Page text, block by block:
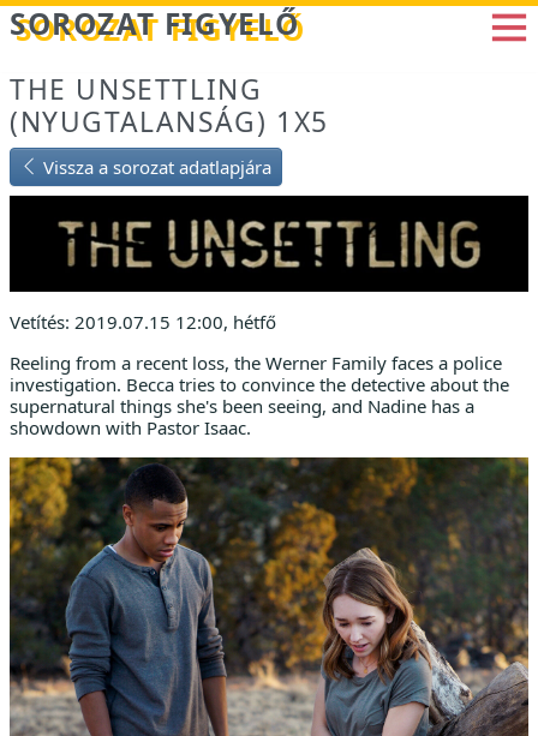
Betöltés...
SOROZAT FIGYELŐ
THE UNSETTLING
(NYUGTALANSÁG) 1X5
Vissza a sorozat adatlapjára
Vetítés: 2019.07.15 12:00, hétfő
Reeling from a recent loss, the Werner Family faces a police
investigation. Becca tries to convince the detective about the
supernatural things she's been seeing, and Nadine has a
showdown with Pastor Isaac.